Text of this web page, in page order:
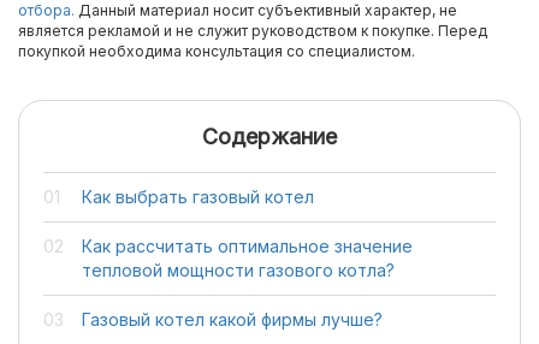
отбора. Данный материал носит субъективный характер, не
является рекламой и не служит руководством к покупке. Перед
покупкой необходима консультация со специалистом.
Содержание
Как выбрать газовый котел
Как рассчитать оптимальное значение
тепловой мощности газового котла?
Газовый котел какой фирмы лучше?